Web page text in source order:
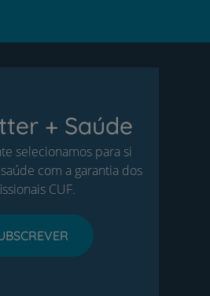
+ Saúde
selecionamos para si
com a garantia dos
CUF.